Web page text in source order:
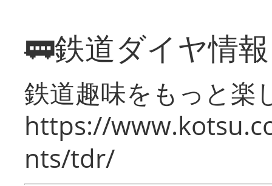
🚃鉄道ダイヤ情
鉄道趣味をもっと楽
https://
nts/tdr/